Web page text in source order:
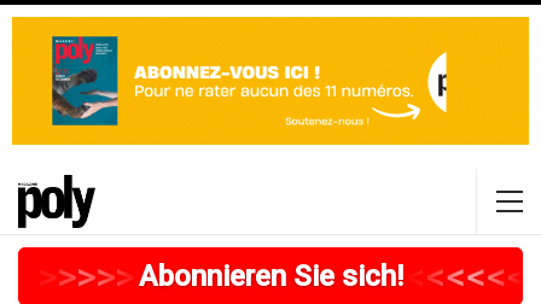
>> >>>>>>>>>>>>>
Abonnieren Sie sich! <<<<
<<<